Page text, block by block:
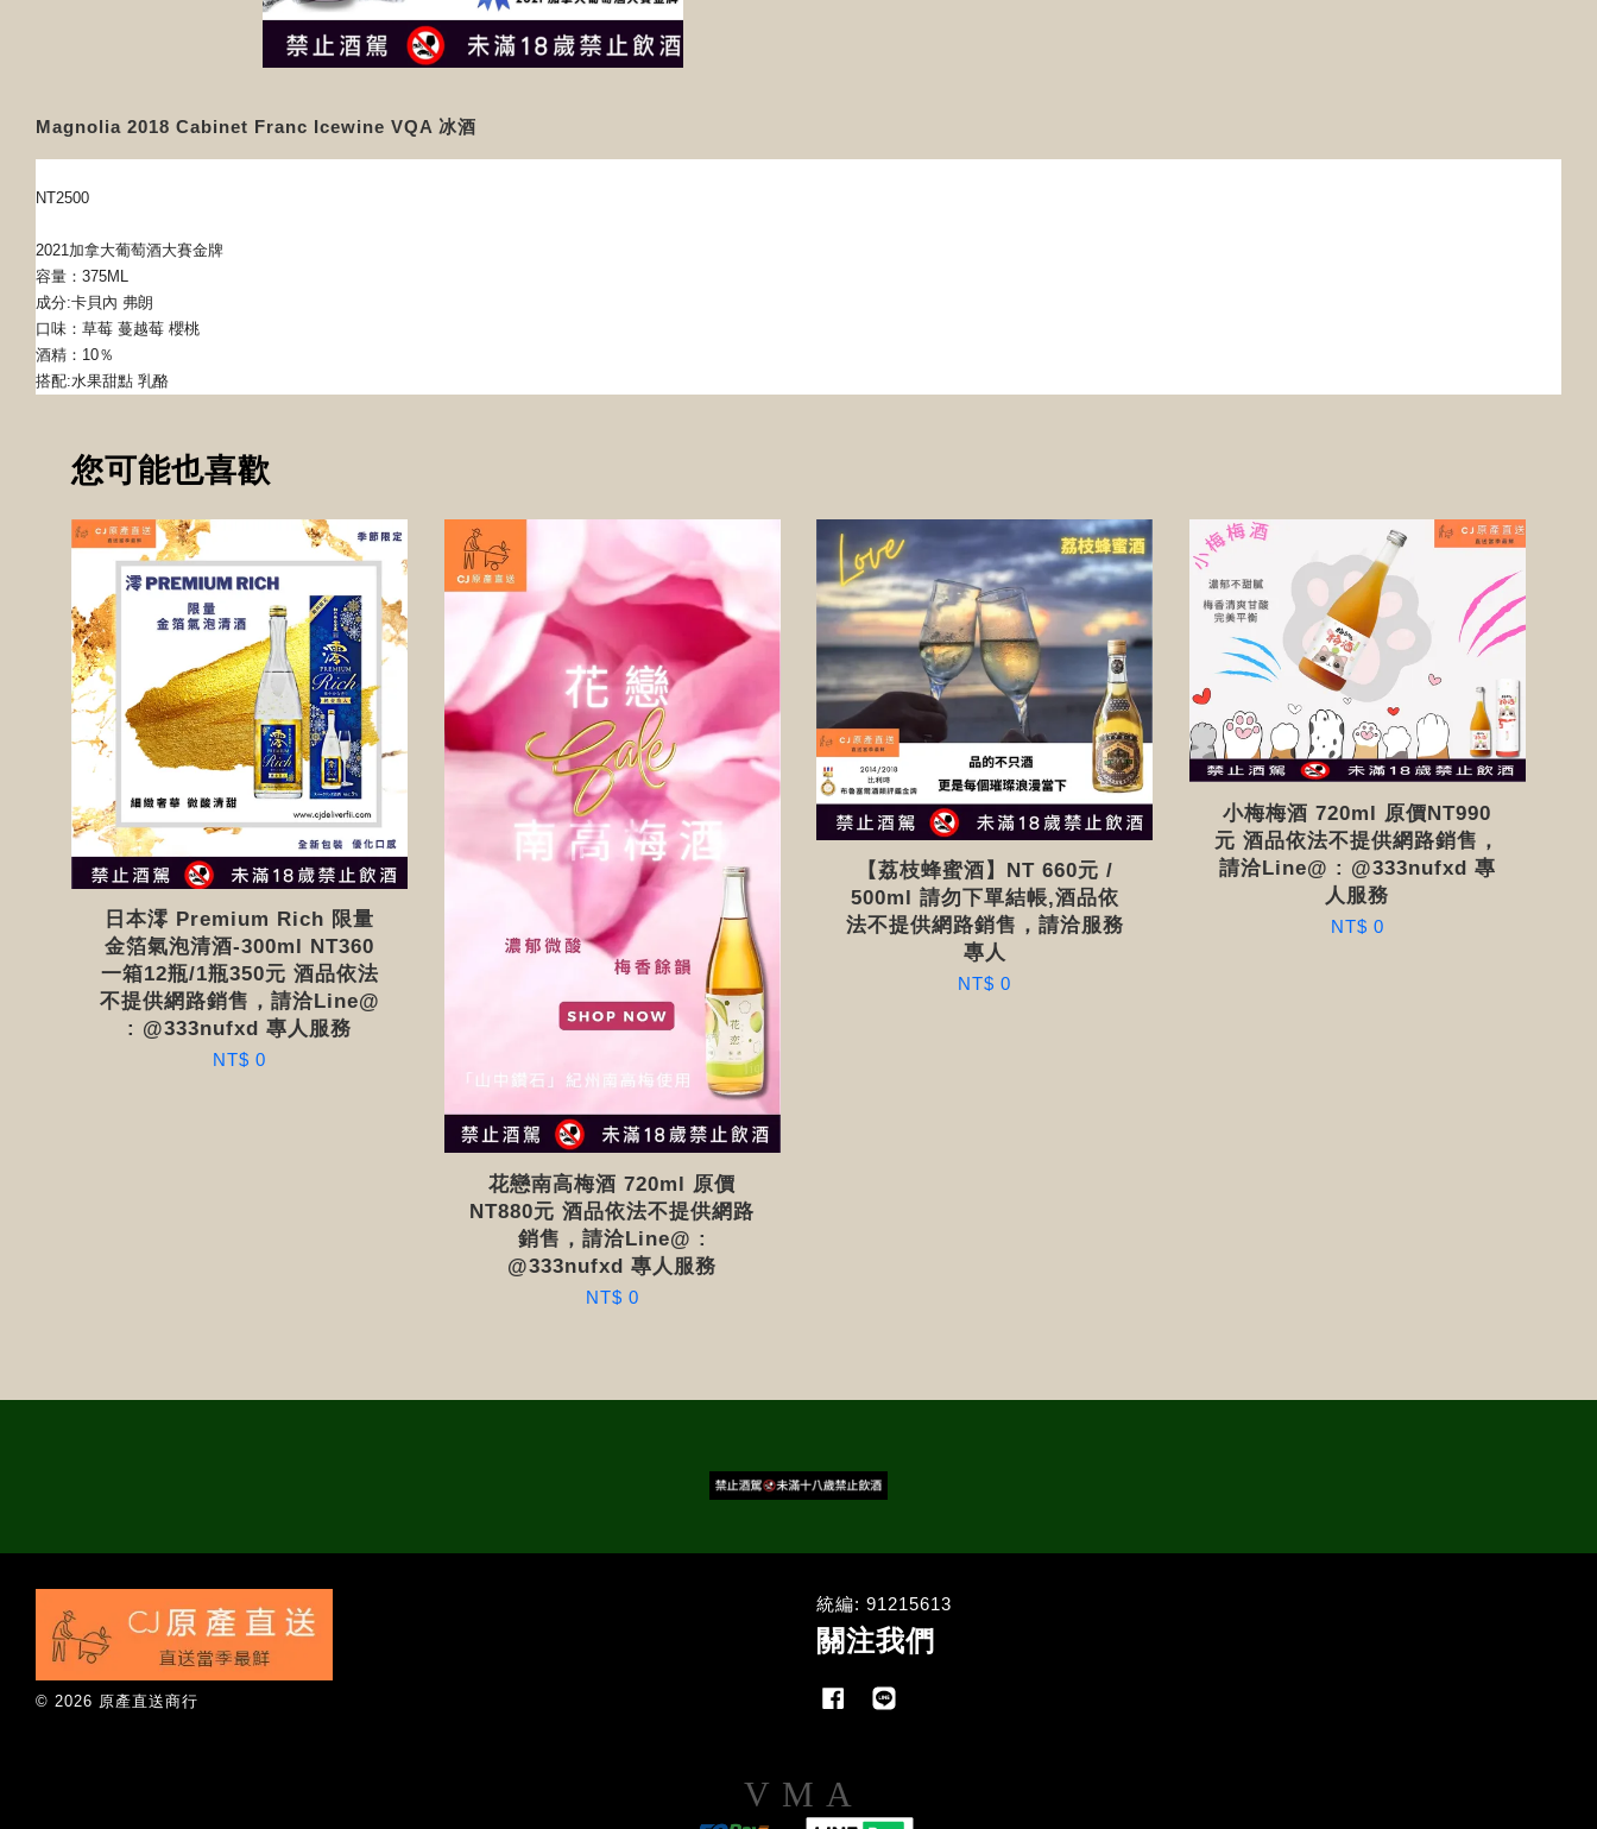
Magnolia 2018 Cabinet Franc Icewine VQA 冰酒
NT2500
2021加拿大葡萄酒大賽金牌
容量：375ML
成分:卡貝內 弗朗
口味：草莓 蔓越莓 櫻桃
酒精：10％
搭配:水果甜點 乳酪
您可能也喜歡
日本澪 Premium Rich 限量
金箔氣泡清酒-300ml NT360
一箱12瓶/1瓶350元 酒品依法
不提供網路銷售，請洽Line@
: @333nufxd 專人服務
NT$ 0
花戀南高梅酒 720ml 原價
NT880元 酒品依法不提供網路
銷售，請洽Line@ :
@333nufxd 專人服務
NT$ 0
【荔枝蜂蜜酒】NT 660元 /
500ml 請勿下單結帳,酒品依
法不提供網路銷售，請洽服務
專人
NT$ 0
小梅梅酒 720ml 原價NT990
元 酒品依法不提供網路銷售，
請洽Line@ : @333nufxd 專
人服務
NT$ 0
© 2026 原產直送商行
統編: 91215613
關注我們
Facebook
Visa Master
Express